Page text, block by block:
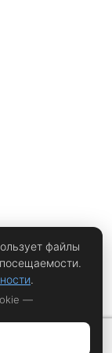
файлы
.
—